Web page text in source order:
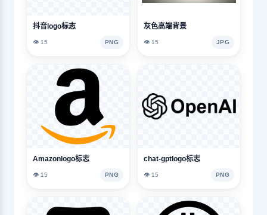
抖音logo标志
👁️ 15 PNG
灰色高端背景
👁️ 15 JPG
Amazonlogo标志
👁️ 15 PNG
chat-gptlogo标志
👁️ 15 PNG